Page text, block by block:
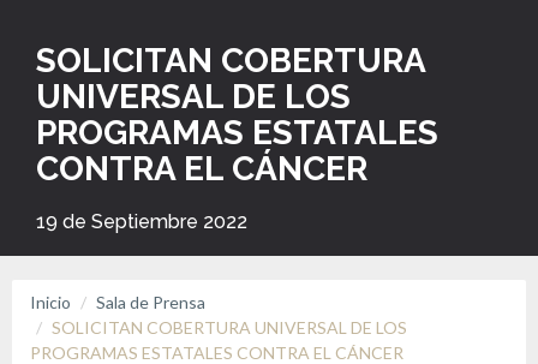
SOLICITAN COBERTURA
UNIVERSAL DE LOS
PROGRAMAS ESTATALES
CONTRA EL CÁNCER
19 de Septiembre 2022
Inicio
Sala de Prensa
SOLICITAN COBERTURA UNIVERSAL DE LOS
PROGRAMAS ESTATALES CONTRA EL CÁNCER